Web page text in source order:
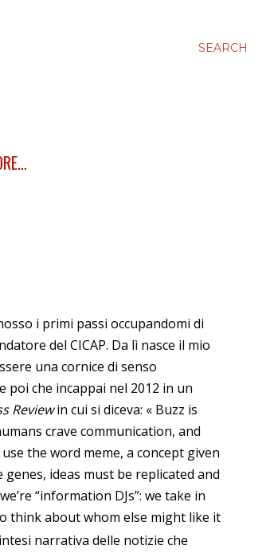
SEARCH
i primi passi occupandomi di
del CICAP. Da lì nasce il mio
una cornice di senso
poi che incappai nel 2012 in un
Reviewin cui si diceva: « Buzz is
crave communication, and
the word meme, a concept given
ideas must be replicated and
“information DJs”: we take in
think about whom else might like it
narrativa delle notizie che